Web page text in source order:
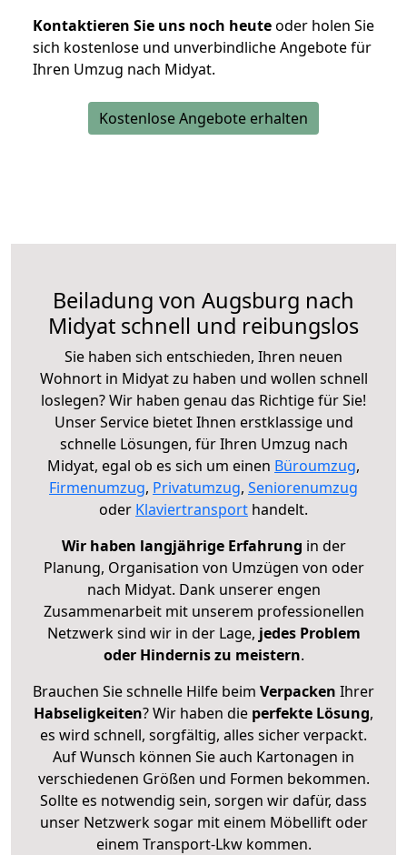
Kontaktieren Sie uns noch heuteoder holen Sie
sich kostenlose und unverbindliche Angebote für
Ihren Umzug nach Midyat.
Kostenlose Angebote erhalten
Beiladung von Augsburg nach
Midyat schnell und reibungslos
Sie haben sich entschieden, Ihren neuen
Wohnort in Midyat zu haben und wollen schnell
loslegen? Wir haben genau das Richtige für Sie!
Unser Service bietet Ihnen erstklassige und
schnelle Lösungen, für Ihren Umzug nach
Midyat, egal ob es sich um einen Büroumzug,
Firmenumzug, Privatumzug, Seniorenumzug
oder Klaviertransport handelt.
Wir haben langjährige Erfahrung in der
Planung, Organisation von Umzügen von oder
nach Midyat. Dank unserer engen
Zusammenarbeit mit unserem professionellen
Netzwerk sind wir in der Lage, jedes Problem
oder Hindernis zu meistern.
Brauchen Sie schnelle Hilfe beim Verpacken Ihrer
Habseligkeiten? Wir haben die perfekte Lösung,
es wird schnell, sorgfältig, alles sicher verpackt.
Auf Wunsch können Sie auch Kartonagen in
verschiedenen Größen und Formen bekommen.
Sollte es notwendig sein, sorgen wir dafür, dass
unser Netzwerk sogar mit einem Möbellift oder
einem Transport-Lkw kommen.